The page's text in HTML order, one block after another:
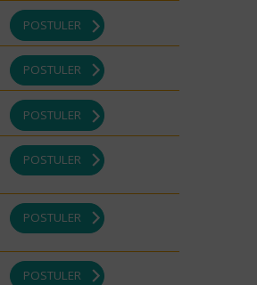
POSTULER
POSTULER
POSTULER
POSTULER
POSTULER
POSTULER